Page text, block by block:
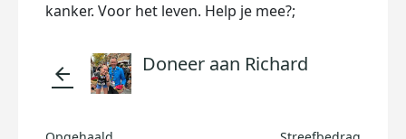
kanker. Voor het leven. Help je mee?;
arrow_back Doneer aan Richard